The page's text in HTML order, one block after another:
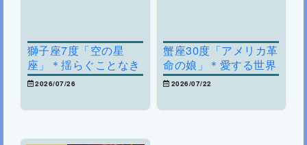
獅子座7度「空の星
座」＊揺らぐことなき
人生の軸を求めて
2026/07/26
蟹座30度「アメリカ革
命の娘」＊愛する世界
を見つめ直す～愛着と
2026/07/22